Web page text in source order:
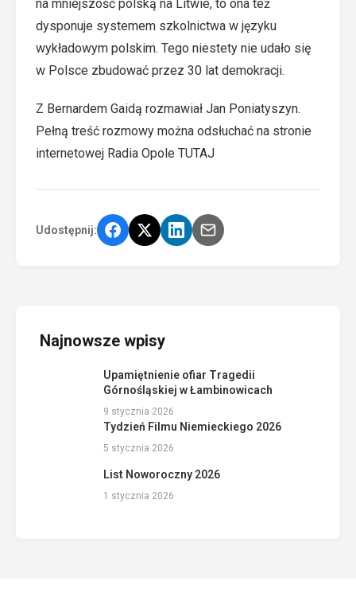
na mniejszość polską na Litwie, to ona też
dysponuje systemem szkolnictwa w języku
wykładowym polskim. Tego niestety nie udało się
w Polsce zbudować przez 30 lat demokracji.
Z Bernardem Gaidą rozmawiał Jan Poniatyszyn.
Pełną treść rozmowy można odsłuchać na stronie
internetowej Radia Opole TUTAJ
Udostępnij:
Najnowsze wpisy
Upamiętnienie ofiar Tragedii
Górnośląskiej w Łambinowicach
9 stycznia 2026
Tydzień Filmu Niemieckiego 2026
5 stycznia 2026
List Noworoczny 2026
1 stycznia 2026